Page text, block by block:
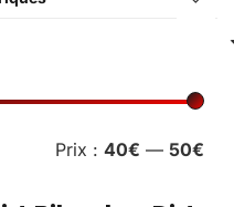
Prix : 40€ — 50€